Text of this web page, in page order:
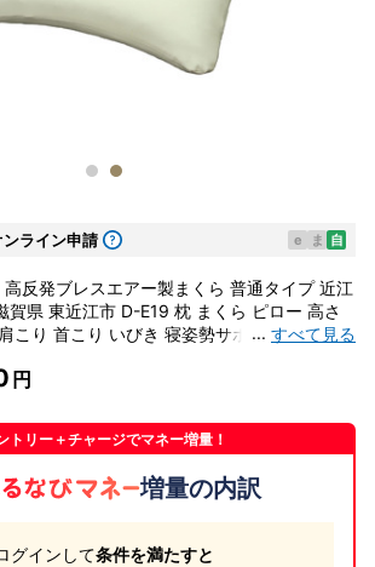
ライン申請 e ま 自
高反発ブレスエアー製まくら 普通タイプ 近江
賀県 東近江市 D-E19 枕 まくら ピロー 高さ
こり 首こり いびき 寝姿勢サポート 洗える
... すべて見る
トリー＋チャージでマネー増量！
増量の内訳
グインして条件を満たすと